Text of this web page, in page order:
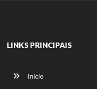
LINKS PRINCIPAIS
Início